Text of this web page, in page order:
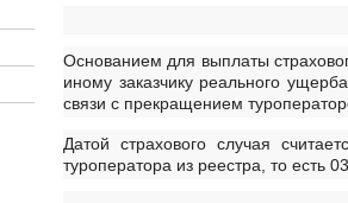
Основанием для выплаты
иному заказчику реального
связи с прекращением
Датой страхового случая
туроператора из реестра, то есть